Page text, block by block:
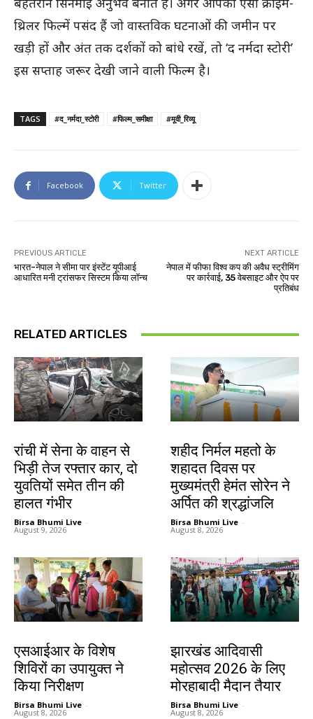
थ्रिलर फिल्में पसंद हैं जो वास्तविक घटनाओं की जमीन पर
खड़ी हों और अंत तक दर्शकों को बांधे रखें, तो ‘द नर्मदा स्टोरी’
इस सप्ताह जरूर देखी जाने वाली फिल्म है।
TAGS #द_नर्मदा_स्टोरी #फिल्म_समीक्षा #मूवी_रिव्यू
Facebook Twitter
PREVIOUS ARTICLE
भारत-नेपाल ने सीमा पार इंस्टेंट यूपीआई
आधारित मनी ट्रांसफर सिस्टम किया लॉन्च
NEXT ARTICLE
नेपाल में फीफा विश्व कप की अवैध स्ट्रीमिंग
पर कार्रवाई, 35 वेबसाइट और ऐप पर
प्रतिबंध
RELATED ARTICLES
रांची में सेना के वाहन से
भिड़ी तेज रफ्तार कार, दो
युवतियों समेत तीन की
हालत गंभीर
Birsa Bhumi Live -
August 9, 2026
शहीद निर्मल महतो के
शहादत दिवस पर
मुख्यमंत्री हेमंत सोरेन ने
अर्पित की श्रद्धांजलि
Birsa Bhumi Live -
August 8, 2026
एसआईआर के विशेष
शिविरों का उपायुक्त ने
किया निरीक्षण
Birsa Bhumi Live -
August 8, 2026
झारखंड आदिवासी
महोत्सव 2026 के लिए
मोरहाबादी मैदान तैयार
Birsa Bhumi Live -
August 8, 2026